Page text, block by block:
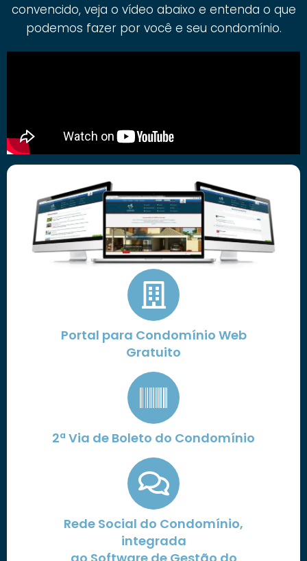
convencido, veja o vídeo abaixo e entenda o que
podemos fazer por você e seu condomínio.
Portal para Condomínio Web
Gratuito
2ª Via de Boleto do Condomínio
Rede Social do Condomínio,
integrada